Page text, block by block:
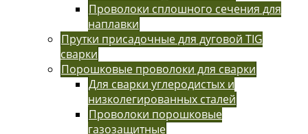
Проволоки сплошного сечения для
наплавки
Прутки присадочные для дуговой TIG
сварки
Порошковые проволоки для сварки
Для сварки углеродистых и
низколегированных сталей
Проволоки порошковые
газозащитные